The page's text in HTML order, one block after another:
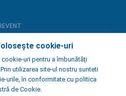
cookie-uri
uri pentru a îmbunătăți
utilizarea site-ul nostru sunteti
urile, în conformitate cu politica
de Cookie.
Eveniment
Local